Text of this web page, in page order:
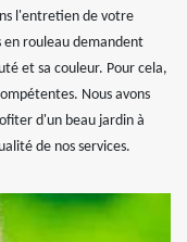
l'entretien de votre
en rouleau demandent
et sa couleur. Pour cela,
Nous avons
d'un beau jardin à
de nos services.